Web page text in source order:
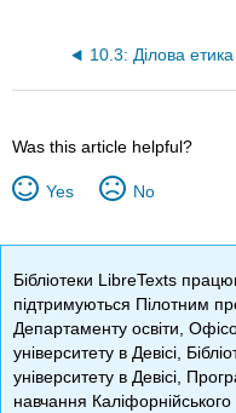
Was this article helpful?
Yes No
Бібліотеки LibreTexts
підтримуються Пілотним
Департаменту освіти,
університету в Девісі,
університету в Девісі,
навчання